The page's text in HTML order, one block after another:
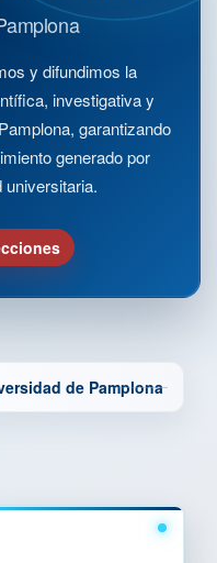
y difundimos la
investigativa y
garantizando
generado por
universitaria.
de Pamplona